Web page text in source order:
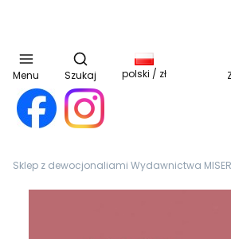
Menu
Otwórz wyszukiwarkę
Szukaj polski / zł
Sklep z dewocjonaliami Wydawnictwa